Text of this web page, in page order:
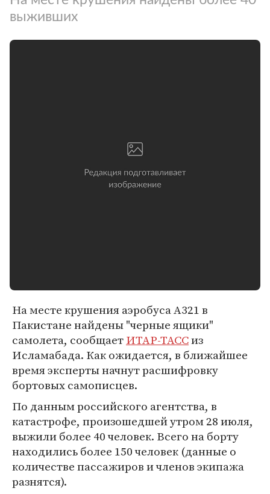
выживших
На месте крушения аэробуса А321 в
Пакистане найдены "черные ящики"
самолета, сообщаетИТАР-ТАССиз
Исламабада. Как ожидается, в ближайшее
время эксперты начнут расшифровку
бортовых самописцев.
По данным российского агентства, в
катастрофе, произошедшей утром 28 июля,
выжили более 40 человек. Всего на борту
находились более 150 человек (данные о
количестве пассажиров и членов экипажа
разнятся).